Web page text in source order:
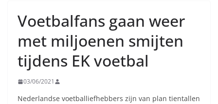
Voetbalfans gaan weer
met miljoenen smijten
tijdens EK voetbal
03/06/2021
Nederlandse voetballiefhebbers zijn van plan tientallen